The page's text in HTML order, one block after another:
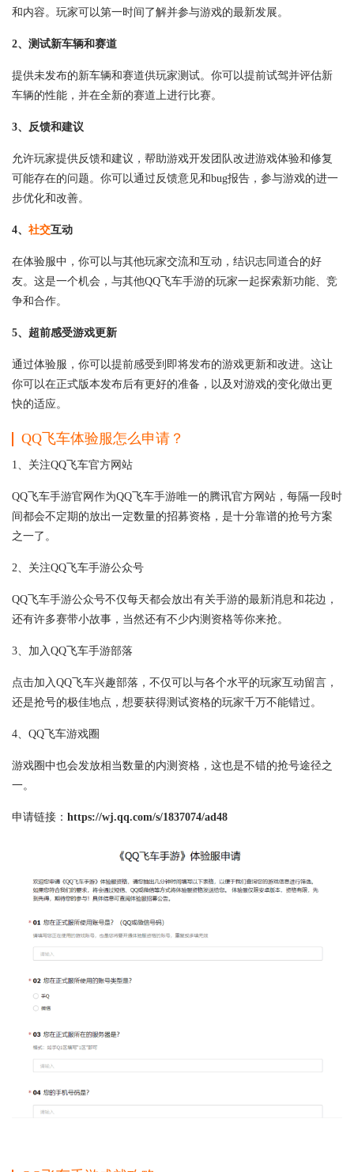
和内容。玩家可以第一时间了解并参与游戏的最新发展。
2、测试新车辆和赛道
提供未发布的新车辆和赛道供玩家测试。你可以提前试驾并评估新
车辆的性能，并在全新的赛道上进行比赛。
3、反馈和建议
允许玩家提供反馈和建议，帮助游戏开发团队改进游戏体验和修复
可能存在的问题。你可以通过反馈意见和bug报告，参与游戏的进一
步优化和改善。
4、 社交互动
在体验服中，你可以与其他玩家交流和互动，结识志同道合的好
友。这是一个机会，与其他QQ飞车手游的玩家一起探索新功能、竞
争和合作。
5、超前感受游戏更新
通过体验服，你可以提前感受到即将发布的游戏更新和改进。这让
你可以在正式版本发布后有更好的准备，以及对游戏的变化做出更
快的适应。
QQ飞车体验服怎么申请？
1、关注QQ飞车官方网站
QQ飞车手游官网作为QQ飞车手游唯一的腾讯官方网站，每隔一段时
间都会不定期的放出一定数量的招募资格，是十分靠谱的抢号方案
之一了。
2、关注QQ飞车手游公众号
QQ飞车手游公众号不仅每天都会放出有关手游的最新消息和花边，
还有许多赛带小故事，当然还有不少内测资格等你来抢。
3、加入QQ飞车手游部落
点击加入QQ飞车兴趣部落，不仅可以与各个水平的玩家互动留言，
还是抢号的极佳地点，想要获得测试资格的玩家千万不能错过。
4、QQ飞车游戏圈
游戏圈中也会发放相当数量的内测资格，这也是不错的抢号途径之
一。
申请链接： https://wj.qq.com/s/1837074/ad48